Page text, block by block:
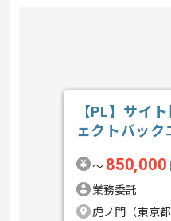
【PL】サイ
ェクトバック
〜 850,000
業務委託
虎ノ門（東京都